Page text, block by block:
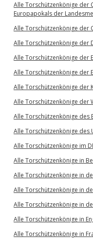
Alle Torschützenkönige der
Europapokals der
Alle Torschützenkönige der
Alle Torschützenkönige der
Alle Torschützenkönige der
Alle Torschützenkönige der
Alle Torschützenkönige der
Alle Torschützenkönige der
Alle Torschützenkönige des
Alle Torschützenkönige des
Alle Torschützenkönige im
Alle Torschützenkönige in
Alle Torschützenkönige in
Alle Torschützenkönige in
Alle Torschützenkönige in
Alle Torschützenkönige in
Alle Torschützenkönige in